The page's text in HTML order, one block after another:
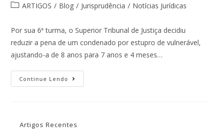
ARTIGOS / Blog / Jurisprudência / Notícias Jurídicas
Por sua 6ª turma, o Superior Tribunal de Justiça decidiu
reduzir a pena de um condenado por estupro de vulnerável,
ajustando-a de 8 anos para 7 anos e 4 meses…
Continue Lendo
Artigos Recentes